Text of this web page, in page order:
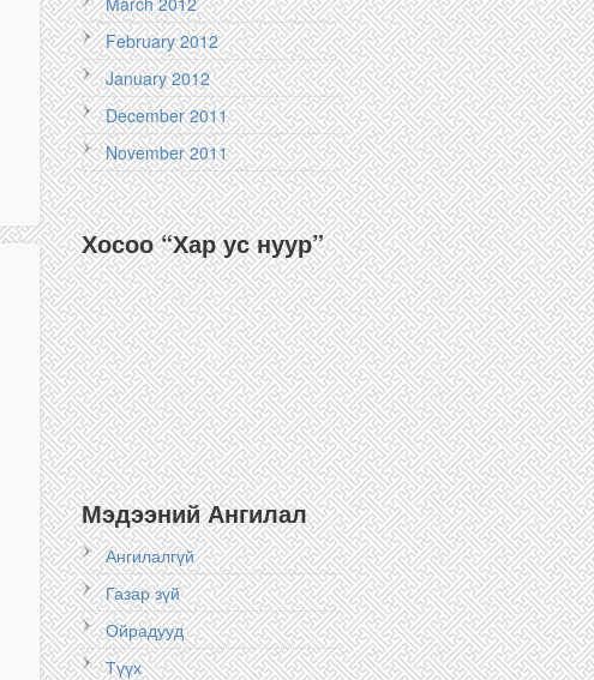
February 2012
January 2012
December 2011
November 2011
Хосоо “Хар ус нуур”
Мэдээний Ангилал
Ангилалгүй
Газар зүй
Ойрадууд
Түүх